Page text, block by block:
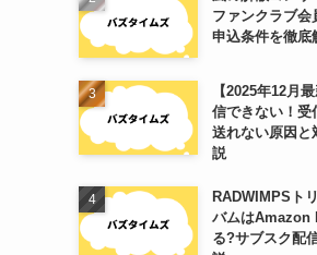
ファンクラブ会
申込条件を徹底
【2025年12月
信できない！受
送れない原因と
説
RADWIMPSト
バムはAmazon
る?サブスク配